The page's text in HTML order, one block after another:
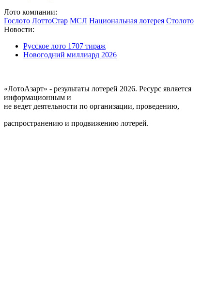
Лото компании:
Гослото ЛоттоСтар МСЛ Национальная лотерея Столото
Новости:
Русское лото 1707 тираж
Новогодний миллиард 2026
«ЛотоАзарт» - результаты лотерей 2026. Ресурс является
информационным и
не ведет деятельности по организации, проведению,
распространению и продвижению лотерей.